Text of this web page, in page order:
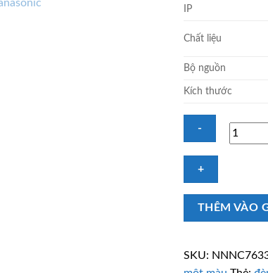
IP
Chất liệu
Bộ nguồn
Kích thước
vuông
Panasonic
THÊM VÀO
SKU: